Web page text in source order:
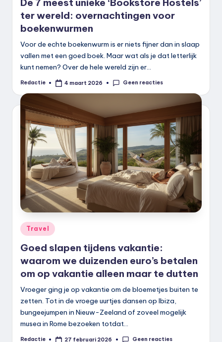
ter wereld: overnachtingen voor
boekenwurmen
Voor de echte boekenwurm is er niets fijner dan in slaap
vallen met een goed boek. Maar wat als je dat letterlijk
kunt nemen? Over de hele wereld zijn er…
Geplaatst
Redactie 4 maart 2026 Geen reacties
Geplaatst
Travel
Goed slapen tijdens vakantie:
waarom we duizenden euro’s betalen
om op vakantie alleen maar te dutten
Vroeger ging je op vakantie om de bloemetjes buiten te
zetten. Tot in de vroege uurtjes dansen op Ibiza,
bungeejumpen in Nieuw-Zeeland of zoveel mogelijk
musea in Rome bezoeken totdat…
Redactie 27 februari 2026 Geen reacties